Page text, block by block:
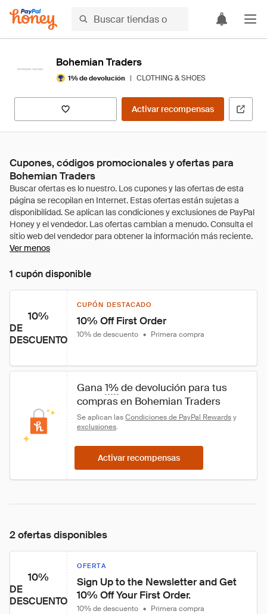
Bohemian Traders
1% de devolución | CLOTHING & SHOES
Activar recompensas
Cupones, códigos promocionales y ofertas para
Bohemian Traders
Ver menos
1 cupón disponible
10%
DE
DESCUENTO
CUPÓN DESTACADO
10% Off First Order
10% de descuento • Primera compra
Gana 1% de devolución para tus
compras en Bohemian Traders
Se aplican las Condiciones de PayPal Rewards y
exclusiones.
Activar recompensas
2 ofertas disponibles
10%
DE
DESCUENTO
OFERTA
Sign Up to the Newsletter and Get
10% Off Your First Order.
10% de descuento • Primera compra